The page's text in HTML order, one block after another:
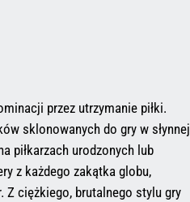
przez utrzymanie piłki.
sklonowanych do gry w słynnej
piłkarzach urodzonych lub
z każdego zakątka globu,
Z ciężkiego, brutalnego stylu gry